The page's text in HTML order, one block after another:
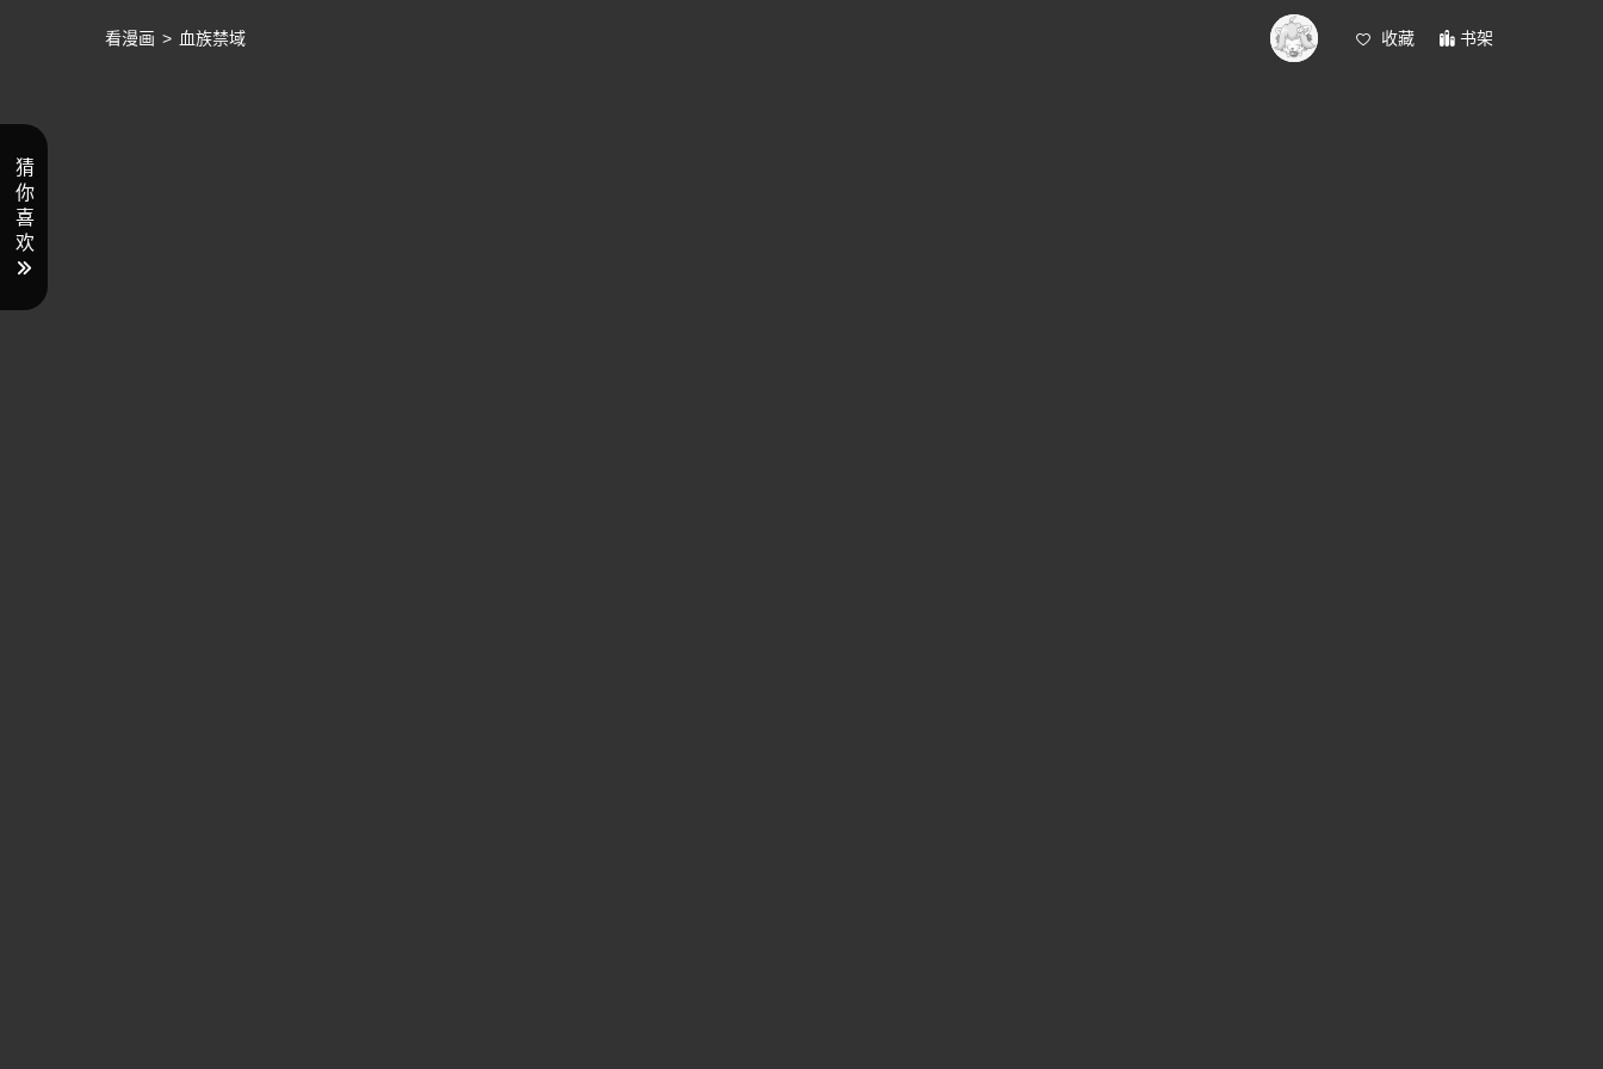
收藏 书架
看漫画 > 血族禁域
猜
你
喜
欢